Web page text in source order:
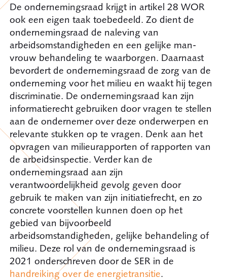
De ondernemingsraad krijgt in artikel 28 WOR
ook een eigen taak toebedeeld. Zo dient de
ondernemingsraad de naleving van
arbeidsomstandigheden en een gelijke man-
vrouw behandeling te waarborgen. Daarnaast
bevordert de ondernemingsraad de zorg van de
onderneming voor het milieu en waakt hij tegen
discriminatie. De ondernemingsraad kan zijn
informatierecht gebruiken door vragen te stellen
aan de ondernemer over deze onderwerpen en
relevante stukken op te vragen. Denk aan het
opvragen van milieurapporten of rapporten van
de arbeidsinspectie. Verder kan de
ondernemingsraad aan zijn
verantwoordelijkheid gevolg geven door
gebruik te maken van zijn initiatiefrecht, en zo
concrete voorstellen kunnen doen op het
gebied van bijvoorbeeld
arbeidsomstandigheden, gelijke behandeling of
milieu. Deze rol van de ondernemingsraad is
2021 onderschreven door de SER in de
handreiking over de energietransitie.